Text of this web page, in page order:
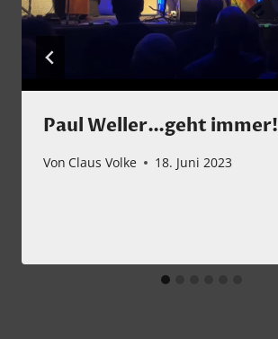
Paul Weller…geht immer!
Von Claus Volke 18. Juni 2023